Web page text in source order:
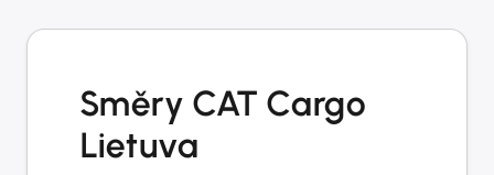
Směry CAT Cargo
Lietuva